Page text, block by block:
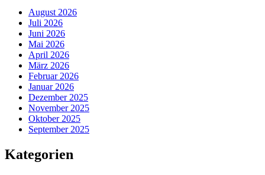
August 2026
Juli 2026
Juni 2026
Mai 2026
April 2026
März 2026
Februar 2026
Januar 2026
Dezember 2025
November 2025
Oktober 2025
September 2025
Kategorien